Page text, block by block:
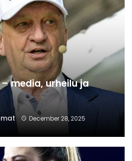
media, urheilu ja
December 28, 2025